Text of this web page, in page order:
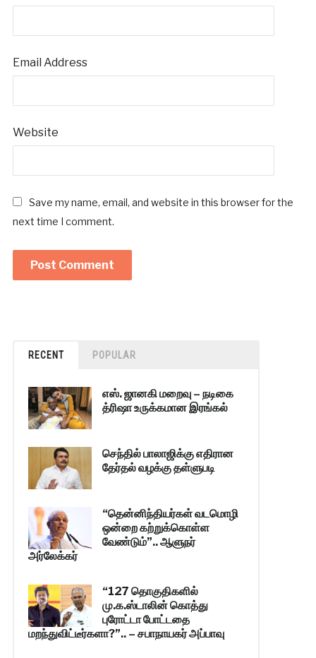
Email Address
Website
Save my name, email, and website in this browser for the
next time I comment.
RECENT POPULAR
எஸ். ஜானகி மறைவு – நடிகை
த்ரிஷா உருக்கமான இரங்கல்
செந்தில் பாலாஜிக்கு எதிரான
தேர்தல் வழக்கு தள்ளுபடி
“தென்னிந்தியர்கள் வடமொழி
ஒன்றை கற்றுக்கொள்ள
வேண்டும்”.. ஆளுநர்
அர்லேக்கர்
“127 தொகுதிகளில்
மு.க.ஸ்டாலின் கொத்து
புரோட்டா போட்டதை
மறந்துவிட்டீர்களா?”.. – சபாநாயகர் அப்பாவு